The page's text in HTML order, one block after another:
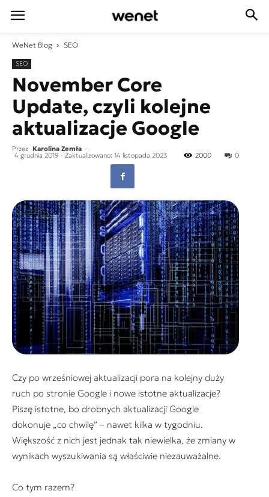
WeNet Blog SEO
SEO
November Core
Update, czyli kolejne
aktualizacje Google
Przez Karolina Zemła -
4 grudnia 2019 - Zaktualizowano: 14 listopada 2023 0
2000
Czy po wrześniowej aktualizacji pora na kolejny duży
ruch po stronie Google i nowe istotne aktualizacje?
Piszę istotne, bo drobnych aktualizacji Google
dokonuje „co chwilę” – nawet kilka w tygodniu.
Większość z nich jest jednak tak niewielka, że zmiany w
wynikach wyszukiwania są właściwie niezauważalne.
Co tym razem?